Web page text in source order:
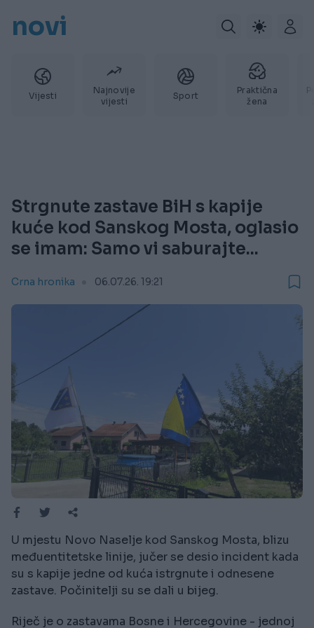
novi
Vijesti
Najnovije
vijesti
Sport
Praktična
žena
Strgnute zastave BiH s kapije
kuće kod Sanskog Mosta, oglasio
se imam: Samo vi saburajte...
Crna hronika 06.07.26. 19:21
U mjestu Novo Naselje kod Sanskog Mosta, blizu
međuentitetske linije, jučer se desio incident kada
su s kapije jedne od kuća istrgnute i odnesene
zastave. Počinitelji su se dali u bijeg.
Riječ je o zastavama Bosne i Hercegovine - jednoj